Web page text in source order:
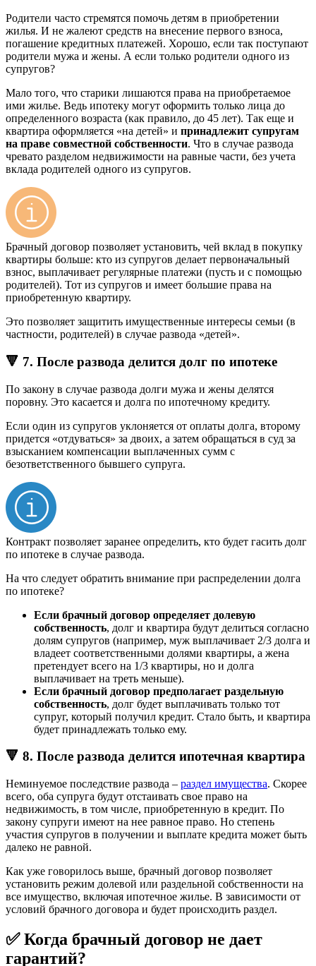
Родители часто стремятся помочь детям в приобретении
жилья. И не жалеют средств на внесение первого взноса,
погашение кредитных платежей. Хорошо, если так поступают
родители мужа и жены. А если только родители одного из
супругов?
Мало того, что старики лишаются права на приобретаемое
ими жилье. Ведь ипотеку могут оформить только лица до
определенного возраста (как правило, до 45 лет). Так еще и
квартира оформляется «на детей» и принадлежит супругам
на праве совместной собственности. Что в случае развода
чревато разделом недвижимости на равные части, без учета
вклада родителей одного из супругов.
Брачный договор позволяет установить, чей вклад в покупку
квартиры больше: кто из супругов делает первоначальный
взнос, выплачивает регулярные платежи (пусть и с помощью
родителей). Тот из супругов и имеет большие права на
приобретенную квартиру.
Это позволяет защитить имущественные интересы семьи (в
частности, родителей) в случае развода «детей».
🔻 7. После развода делится долг по ипотеке
По закону в случае развода долги мужа и жены делятся
поровну. Это касается и долга по ипотечному кредиту.
Если один из супругов уклоняется от оплаты долга, второму
придется «отдуваться» за двоих, а затем обращаться в суд за
взысканием компенсации выплаченных сумм с
безответственного бывшего супруга.
Контракт позволяет заранее определить, кто будет гасить долг
по ипотеке в случае развода.
На что следует обратить внимание при распределении долга
по ипотеке?
Если брачный договор определяет долевую
собственность, долг и квартира будут делиться согласно
долям супругов (например, муж выплачивает 2/3 долга и
владеет соответственными долями квартиры, а жена
претендует всего на 1/3 квартиры, но и долга
выплачивает на треть меньше).
Если брачный договор предполагает раздельную
собственность, долг будет выплачивать только тот
супруг, который получил кредит. Стало быть, и квартира
будет принадлежать только ему.
🔻 8. После развода делится ипотечная квартира
Неминуемое последствие развода – раздел имущества. Скорее
всего, оба супруга будут отстаивать свое право на
недвижимость, в том числе, приобретенную в кредит. По
закону супруги имеют на нее равное право. Но степень
участия супругов в получении и выплате кредита может быть
далеко не равной.
Как уже говорилось выше, брачный договор позволяет
установить режим долевой или раздельной собственности на
все имущество, включая ипотечное жилье. В зависимости от
условий брачного договора и будет происходить раздел.
✅ Когда брачный договор не дает
гарантий?